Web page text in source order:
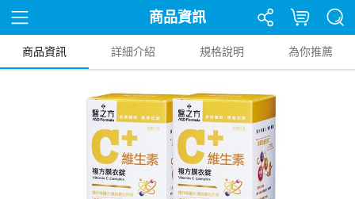
商品資訊
商品資訊 詳細介紹 規格說明 為你推薦